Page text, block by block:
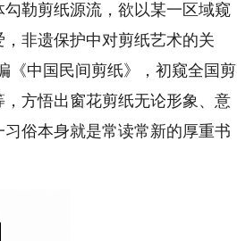
勒剪纸源流，欲以某一区域窥
非遗保护中对剪纸艺术的关
《中国民间剪纸》，初窥全国剪
方悟出窗花剪纸无论形象、意
俗本身就是常读常新的厚重书